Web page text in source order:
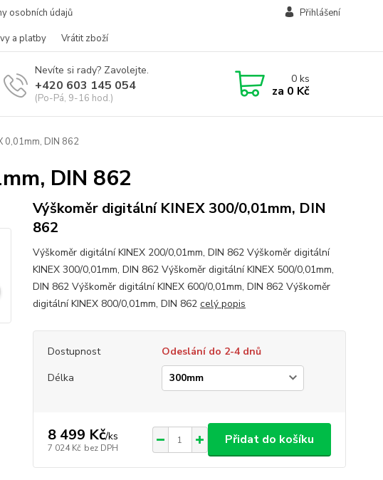
osobních údajů
a platby Vrátit zboží
Přihlášení
Nevíte si rady? Zavolejte.
+420 603 145 054
(Po-Pá, 9-16 hod.)
0ks
za 0 Kč
0,01mm, DIN 862
DIN 862
Výškoměr digitální KINEX 300/0,01mm, DIN
862
Výškoměr digitální KINEX 200/0,01mm, DIN 862 Výškoměr digitální
KINEX 300/0,01mm, DIN 862 Výškoměr digitální KINEX 500/0,01mm,
DIN 862 Výškoměr digitální KINEX 600/0,01mm, DIN 862 Výškoměr
digitální KINEX 800/0,01mm, DIN 862 celý popis
Dostupnost
Odeslání do 2-4 dnů
Délka
8 499 Kč/ks
7 024 Kč bez DPH
Přidat do košíku